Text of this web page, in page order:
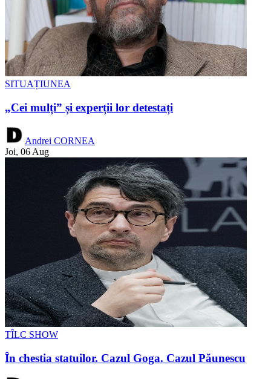
SITUAȚIUNEA
„Cei mulți” și experții lor detestați
Andrei CORNEA
Joi, 06 Aug
TÎLC SHOW
În chestia statuilor. Cazul Goga. Cazul Păunescu